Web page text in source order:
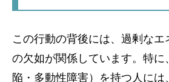
この行動の背後には、過剰なエ
の欠如が関係しています。特に
陥・多動性障害）を持つ人には